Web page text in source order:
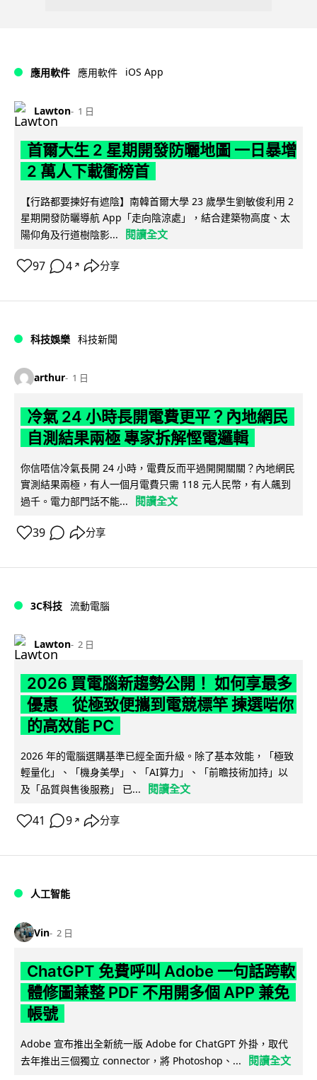
應用軟件 應用軟件 iOS App
Lawton 1 日
首爾大生 2 星期開發防曬地圖 一日暴增
2 萬人下載衝榜首
【行路都要揀好有遮陰】南韓首爾大學 23 歲學生劉敏俊利用 2
星期開發防曬導航 App「走向陰涼處」，結合建築物高度、太
陽仰角及行道樹陰影...
閱讀全文
97 4 ↗ 分享
科技娛樂 科技新聞
arthur 1 日
冷氣 24 小時長開電費更平？內地網民
自測結果兩極 專家拆解慳電邏輯
你信唔信冷氣長開 24 小時，電費反而平過開開關關？內地網民
實測結果兩極，有人一個月電費只需 118 元人民幣，有人飆到
過千。電力部門話不能...
閱讀全文
39 分享
3C科技 流動電腦
Lawton 2 日
2026 買電腦新趨勢公開！ 如何享最多
優惠 從極致便攜到電競標竿 揀選啱你
的高效能 PC
2026 年的電腦選購基準已經全面升級。除了基本效能，「極致
輕量化」、「機身美學」、「AI算力」、「前瞻技術加持」以
及「品質與售後服務」 已...
閱讀全文
41 9 ↗ 分享
人工智能
Vin 2 日
ChatGPT 免費呼叫 Adobe 一句話跨軟
體修圖兼整 PDF 不用開多個 APP 兼免
帳號
Adobe 宣布推出全新統一版 Adobe for ChatGPT 外掛，取代
去年推出三個獨立 connector，將 Photoshop、...
閱讀全文